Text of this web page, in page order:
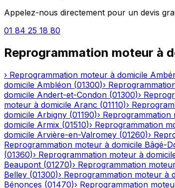
Appelez-nous directement pour un devis
01 84 25 18 80
Reprogrammation moteur à
› Reprogrammation moteur à domicile
domicile Ambléon (01300)›
domicile Andert-et-Condon (01300)›
moteur à domicile Aranc (01110)›
domicile Arbigny (01190)› Reprogrammation
domicile Armix (01510)› Reprogrammation
domicile Arvière-en-Valromey (01260)›
Reprogrammation moteur à domicile Bâgé-
(01360)› Reprogrammation moteur à
Beaupont (01270)› Reprogrammation
Belley (01300)› Reprogrammation moteur à
Bénonces (01470)› Reprogrammation